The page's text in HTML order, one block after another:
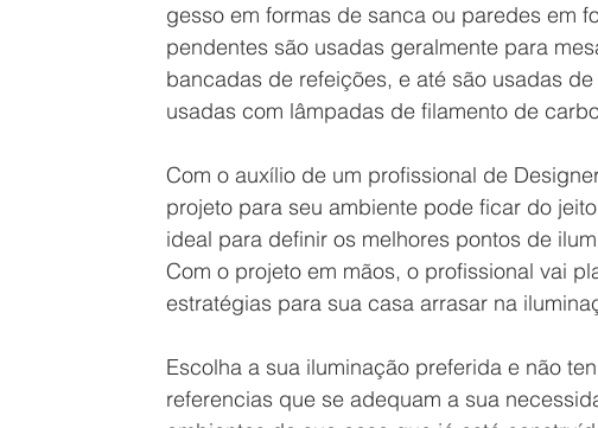
gesso em formas de sanca ou paredes em
pendentes são usadas geralmente para
bancadas de refeições, e até são usadas
usadas com lâmpadas de filamento de
Com o auxílio de um profissional de
projeto para seu ambiente pode ficar do
ideal para definir os melhores pontos de
Com o projeto em mãos, o profissional vai
estratégias para sua casa arrasar na
Escolha a sua iluminação preferida e não
referencias que se adequam a sua